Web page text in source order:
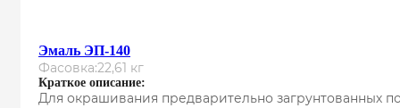
Эмаль ЭП-140
Фасовка:22,61 кг
Краткое описание:
Для окрашивания предварительно загрунтованных